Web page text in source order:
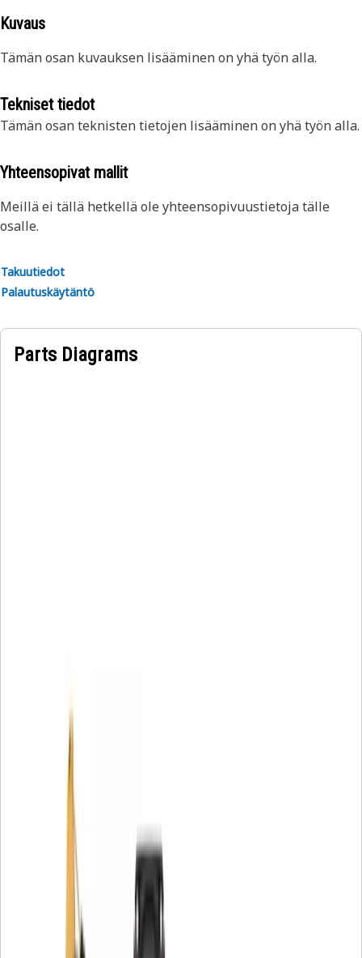
Kuvaus
Tämän osan kuvauksen lisääminen on yhä työn alla.
Tekniset tiedot
Tämän osan teknisten tietojen lisääminen on yhä työn alla.
Yhteensopivat mallit
Meillä ei tällä hetkellä ole yhteensopivuustietoja tälle
osalle.
Takuutiedot
Palautuskäytäntö
Parts Diagrams